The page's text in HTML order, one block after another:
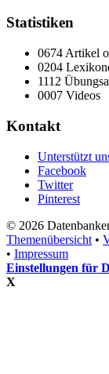
Statistiken
0674 Artikel
0204
1112
0007 Videos
Kontakt
Unterstützt
Facebook
Twitter
Pinterest
© 2026
Themenübersicht •
• Impressum
Einstellungen für
X